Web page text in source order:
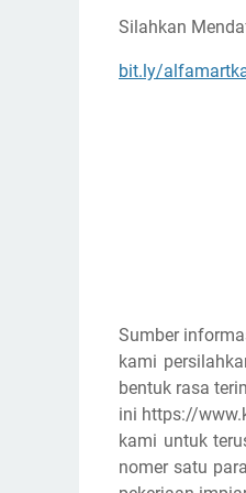
Silahkan
bit.ly/
Sumber
kami
bentuk rasa
ini https://
kami untuk
nomer satu